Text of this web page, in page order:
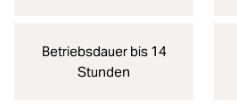
Betriebsdauer bis 14
Stunden